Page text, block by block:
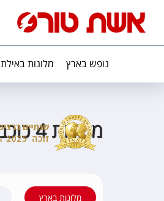
נופש בארץ מלונות באילת
מלונות 4 כוכבים בטבריה
מלונות בארץ